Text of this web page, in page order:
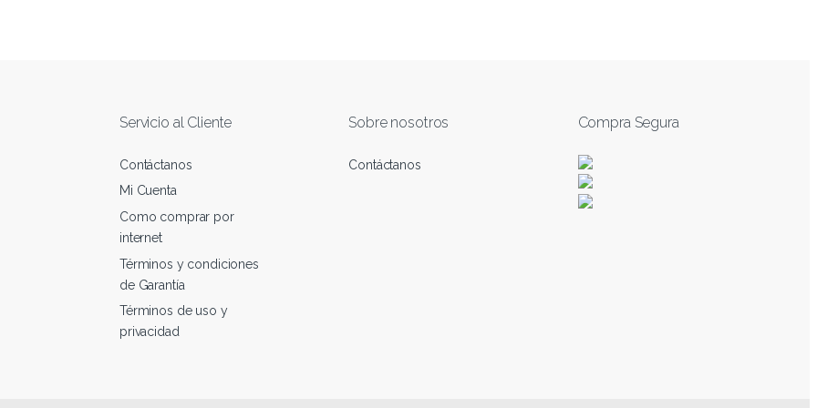
Servicio al Cliente
Contáctanos
Mi Cuenta
Como comprar por
internet
Términos y condiciones
de Garantía
Términos de uso y
privacidad
Sobre nosotros
Contáctanos
Compra Segura